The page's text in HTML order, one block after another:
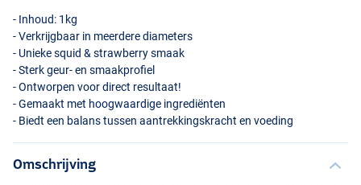
- Inhoud: 1kg
- Verkrijgbaar in meerdere diameters
- Unieke squid & strawberry smaak
- Sterk geur- en smaakprofiel
- Ontworpen voor direct resultaat!
- Gemaakt met hoogwaardige ingrediënten
- Biedt een balans tussen aantrekkingskracht en voeding
Omschrijving